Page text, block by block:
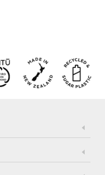
ー
動物実験をしない